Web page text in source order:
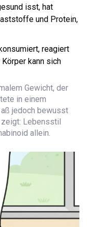
isst, hat
und Protein,
reagiert
kann sich
Gewicht, der
in einem
jedoch bewusst
Lebensstil
allein.